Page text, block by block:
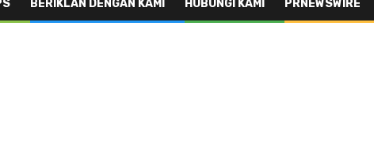
BERIKLAN DENGAN KAMI HUBUNGI KAMI PRNEWSWIRE